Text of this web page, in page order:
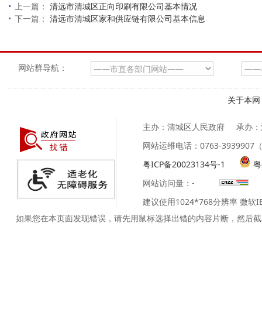
上一篇： 清远市清城区正向印刷有限公司基本情况
下一篇： 清远市清城区家和供应链有限公司基本信息
网站群导航：
关于本网
主办：清城区人民政府
承办
网站运维电话：0763-3939907
粤ICP备20023134号-1
网站访问量： -
建议使用1024*768分辨率 微软
如果您在本页面发现错误，请先用鼠标选择出错的内容片断，然后